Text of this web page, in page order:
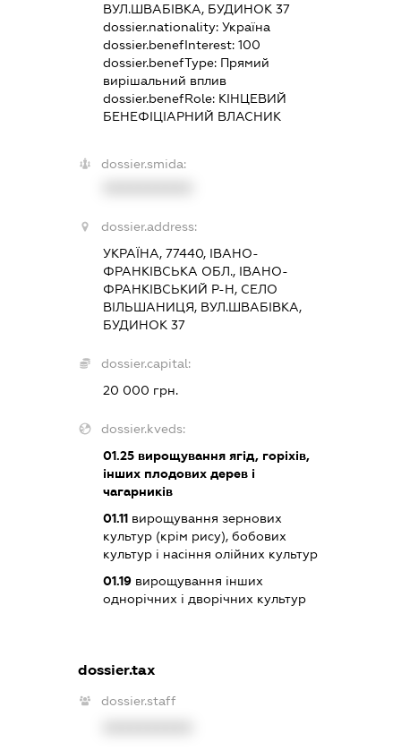
ВУЛ.ШВАБІВКА, БУДИНОК 37
dossier.nationality: Україна
dossier.benefInterest: 100
dossier.benefType: Прямий
вирішальний вплив
dossier.benefRole: КІНЦЕВИЙ
БЕНЕФІЦІАРНИЙ ВЛАСНИК
dossier.smida:
dossier.address:
УКРАЇНА, 77440, ІВАНО-
ФРАНКІВСЬКА ОБЛ., ІВАНО-
ФРАНКІВСЬКИЙ Р-Н, СЕЛО
ВІЛЬШАНИЦЯ, ВУЛ.ШВАБІВКА,
БУДИНОК 37
dossier.capital:
20 000 грн.
dossier.kveds:
01.25вирощування ягід, горіхів,
інших плодових дерев і
чагарників
01.11вирощування зернових
культур (крім рису), бобових
культур і насіння олійних культур
01.19вирощування інших
однорічних і дворічних культур
dossier.tax
dossier.staff